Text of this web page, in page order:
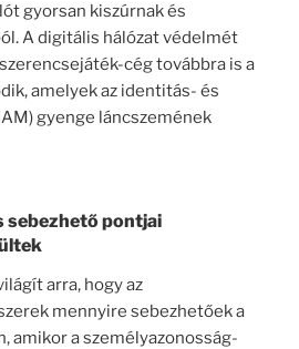
gyorsan kiszúrnak és
A digitális hálózat védelmét
cég továbbra is a
amelyek az identitás- és
gyenge láncszemének
sebezhető pontjai
arra, hogy az
mennyire sebezhetőek a
amikor a személyazonosság-